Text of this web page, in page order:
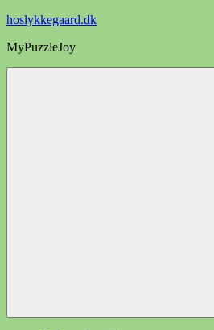
Videre
indhold
hoslykkegaard.dk
MyPuzzleJoy